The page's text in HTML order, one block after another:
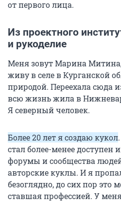
от первого лица.
Из проектного
и рукоделие
Меня зовут Марина Митина,
живу в селе в Курганской
природой. Переехала сюда
всю жизнь жила в
Я северный человек.
Более 20 лет я создаю кукол
стал более-менее доступен
форумы и сообщества
авторские куклы. И я
безоглядно, до сих пор это
ставшая профессией. У